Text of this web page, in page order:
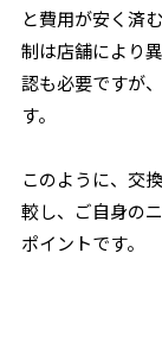
と費用が安く済
制は店舗により
認も必要ですが
す。
このように、交
較し、ご自身の
ポイントです。